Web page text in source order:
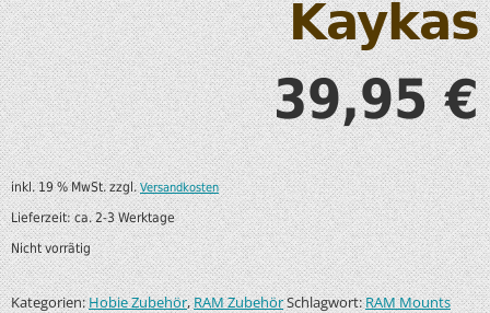
Kaykas
39,95€
inkl. 19 % MwSt. zzgl.Versandkosten
Lieferzeit:ca. 2-3 Werktage
Nicht vorrätig
Kategorien:Hobie Zubehör,RAM ZubehörSchlagwort:RAM Mounts